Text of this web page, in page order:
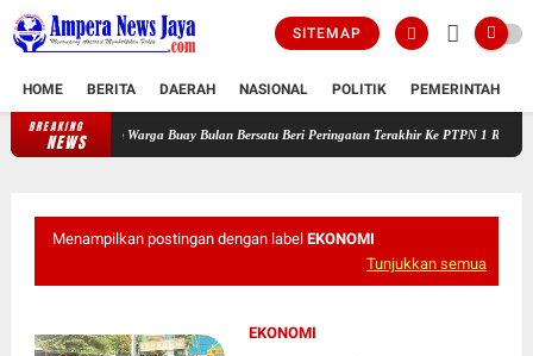
SITEMAP
HOME BERITA DAERAH NASIONAL POLITIK PEMERINTAH
BREAKING
NEWS
Habis! Ratusan Warga Buay Bulan Bersatu Beri Peringatan Terakhir Ke PTPN 1
Menampilkan postingan dengan label EKONOMI
Tunjukkan semua
EKONOMI